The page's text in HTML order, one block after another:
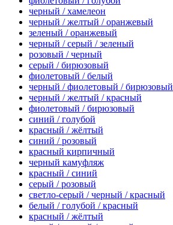
черный / хамелеон
черный / желтый / оранжевый
зеленый / оранжевый
черный / серый / зеленый
розовый / черный
серый / бирюзовый
фиолетовый / белый
черный / фиолетовый / бирюзовый
черный / желтый / красный
фиолетовый / бирюзовый
синий / голубой
красный / жёлтый
синий / розовый
красный кирпичный
черный камуфляж
красный / синий
серый / розовый
светло-серый / черный / красный
белый / голубой / красный
красный / жёлтый